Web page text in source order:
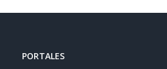
PORTALES